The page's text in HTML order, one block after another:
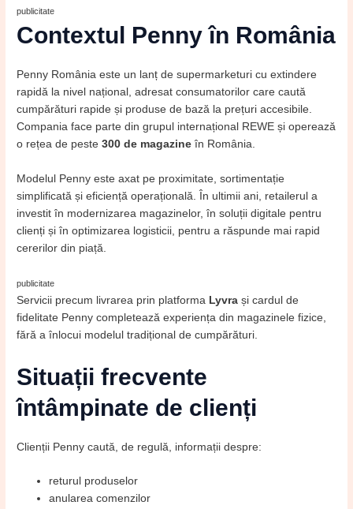
publicitate
Contextul Penny în România
Penny România este un lanț de supermarketuri cu extindere
rapidă la nivel național, adresat consumatorilor care caută
cumpărături rapide și produse de bază la prețuri accesibile.
Compania face parte din grupul internațional REWE și operează
o rețea de peste300 de magazine în România.
Modelul Penny este axat pe proximitate, sortimentație
simplificată și eficiență operațională. În ultimii ani, retailerul a
investit în modernizarea magazinelor, în soluții digitale pentru
clienți și în optimizarea logisticii, pentru a răspunde mai rapid
cererilor din piață.
publicitate
Servicii precum livrarea prin platforma Lyvra și cardul de
fidelitate Penny completează experiența din magazinele fizice,
fără a înlocui modelul tradițional de cumpărături.
Situații frecvente
întâmpinate de clienți
Clienții Penny caută, de regulă, informații despre:
returul produselor
anularea comenzilor